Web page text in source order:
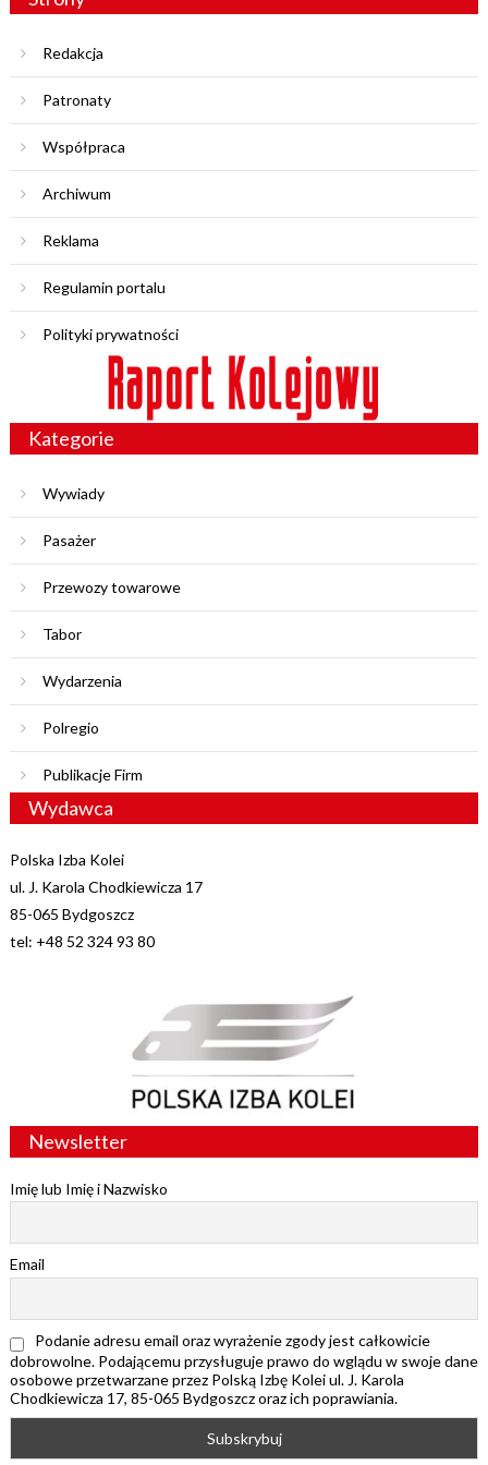
Redakcja
Patronaty
Współpraca
Archiwum
Reklama
Regulamin portalu
Polityki prywatności
Kategorie
Wywiady
Pasażer
Przewozy towarowe
Tabor
Wydarzenia
Polregio
Publikacje Firm
Wydawca
Polska Izba Kolei
ul. J. Karola Chodkiewicza 17
85-065 Bydgoszcz
tel: +48 52 324 93 80
Newsletter
Imię lub Imię i Nazwisko
Email
Podanie adresu email oraz wyrażenie zgody jest całkowicie
dobrowolne. Podającemu przysługuje prawo do wglądu w swoje dane
osobowe przetwarzane przez Polską Izbę Kolei ul. J. Karola
Chodkiewicza 17, 85-065 Bydgoszcz oraz ich poprawiania.